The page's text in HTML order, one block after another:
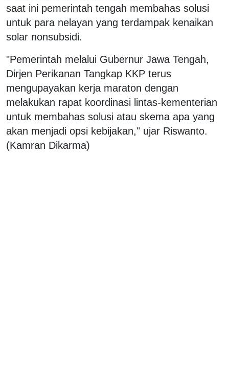
saat ini pemerintah tengah membahas solusi
untuk para nelayan yang terdampak kenaikan
solar nonsubsidi.
"Pemerintah melalui Gubernur Jawa Tengah,
Dirjen Perikanan Tangkap KKP terus
mengupayakan kerja maraton dengan
melakukan rapat koordinasi lintas-kementerian
untuk membahas solusi atau skema apa yang
akan menjadi opsi kebijakan," ujar Riswanto.
(Kamran Dikarma)